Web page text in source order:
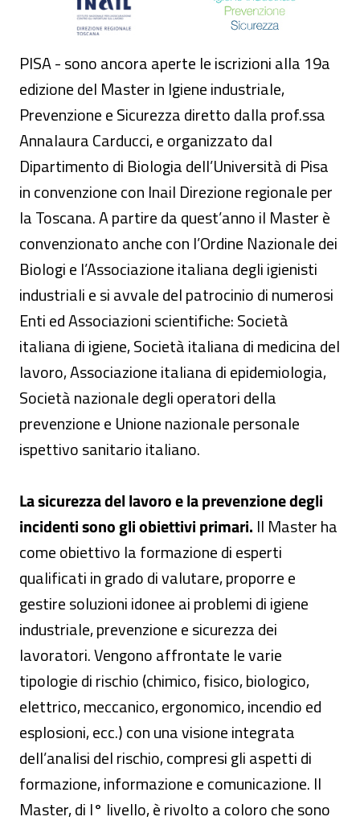
PISA - sono ancora aperte le iscrizioni alla 19a
edizione del Master in Igiene industriale,
Prevenzione e Sicurezza diretto dalla prof.ssa
Annalaura Carducci, e organizzato dal
Dipartimento di Biologia dell’Università di Pisa
in convenzione con Inail Direzione regionale per
la Toscana. A partire da quest’anno il Master è
convenzionato anche con l’Ordine Nazionale dei
Biologi e l’Associazione italiana degli igienisti
industriali e si avvale del patrocinio di numerosi
Enti ed Associazioni scientifiche: Società
italiana di igiene, Società italiana di medicina del
lavoro, Associazione italiana di epidemiologia,
Società nazionale degli operatori della
prevenzione e Unione nazionale personale
ispettivo sanitario italiano.
La sicurezza del lavoro e la prevenzione degli
incidenti sono gli obiettivi primari. Il Master ha
come obiettivo la formazione di esperti
qualificati in grado di valutare, proporre e
gestire soluzioni idonee ai problemi di igiene
industriale, prevenzione e sicurezza dei
lavoratori. Vengono affrontate le varie
tipologie di rischio (chimico, fisico, biologico,
elettrico, meccanico, ergonomico, incendio ed
esplosioni, ecc.) con una visione integrata
dell’analisi del rischio, compresi gli aspetti di
formazione, informazione e comunicazione. Il
Master, di I° livello, è rivolto a coloro che sono